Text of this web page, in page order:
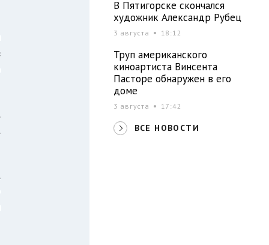
В Пятигорске скончался
художник Александр Рубец
3 августа 18:12
Труп американского
киноартиста Винсента
Пасторе обнаружен в его
доме
3 августа 17:42
ВСЕ НОВОСТИ